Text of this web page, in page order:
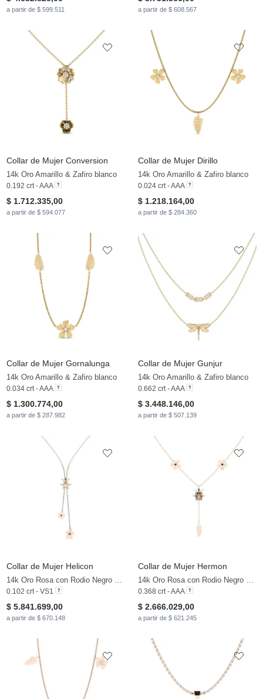
a partir de $ 599.511 a partir de $ 608.567
Collar de Mujer Conversion
14k Oro Amarillo & Zafiro blanco
0.192 crt - AAA
$ 1.712.335,00
a partir de $ 594.077
Collar de Mujer Dirillo
14k Oro Amarillo & Zafiro blanco
0.024 crt - AAA
$ 1.218.164,00
a partir de $ 284.360
Collar de Mujer Gornalunga
14k Oro Amarillo & Zafiro blanco
0.034 crt - AAA
$ 1.300.774,00
a partir de $ 287.982
Collar de Mujer Gunjur
14k Oro Amarillo & Zafiro blanco
0.662 crt - AAA
$ 3.448.146,00
a partir de $ 507.139
Collar de Mujer Helicon
14k Oro Rosa con Rodio Negro & Diamante Marrón & Diamante Negro
0.102 crt - VS1
$ 5.841.699,00
a partir de $ 670.148
Collar de Mujer Hermon
14k Oro Rosa con Rodio Negro & Diamante Negro & Diamante Marrón
0.368 crt - AAA
$ 2.666.029,00
a partir de $ 621.245